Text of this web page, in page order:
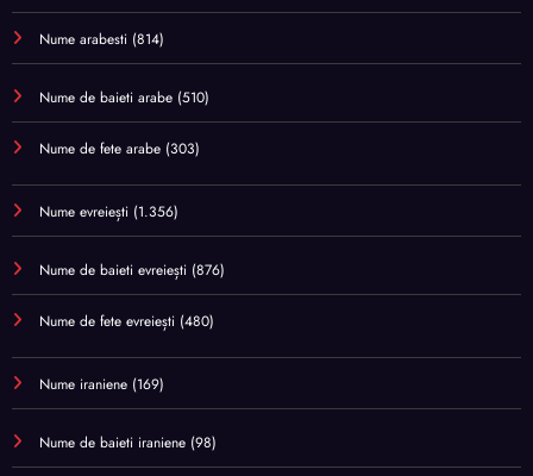
Nume arabesti (814)
Nume de baieti arabe (510)
Nume de fete arabe (303)
Nume evreiești (1.356)
Nume de baieti evreiești (876)
Nume de fete evreiești (480)
Nume iraniene (169)
Nume de baieti iraniene (98)